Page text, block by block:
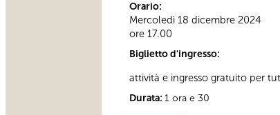
Orario:
Mercoledì 18 dicembre 2024
ore 17.00
Biglietto d'ingresso:
attività e ingresso gratuito per
Durata: 1 ora e 30